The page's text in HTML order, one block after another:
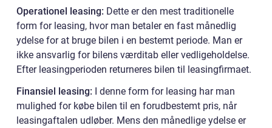
Operationel leasing: Dette er den mest traditionelle
form for leasing, hvor man betaler en fast månedlig
ydelse for at bruge bilen i en bestemt periode. Man er
ikke ansvarlig for bilens værditab eller vedligeholdelse.
Efter leasingperioden returneres bilen til leasingfirmaet.
Finansiel leasing: I denne form for leasing har man
mulighed for købe bilen til en forudbestemt pris, når
leasingaftalen udløber. Mens den månedlige ydelse er